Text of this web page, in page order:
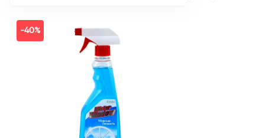
-40%